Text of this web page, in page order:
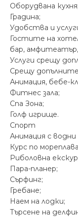
Оборудвана кухня;
Градина;
Удобства и
Гостите на
бар,
Услуги срещу
Срещу
Анимация, бебе-
Фитнeс зала;
Спа Зона;
Голф игрище.
Спорт
Анимация с
Курс по
Риболовна
Пара-планер;
Сърфинг;
Гребане;
Наем на лодки;
Търсене на